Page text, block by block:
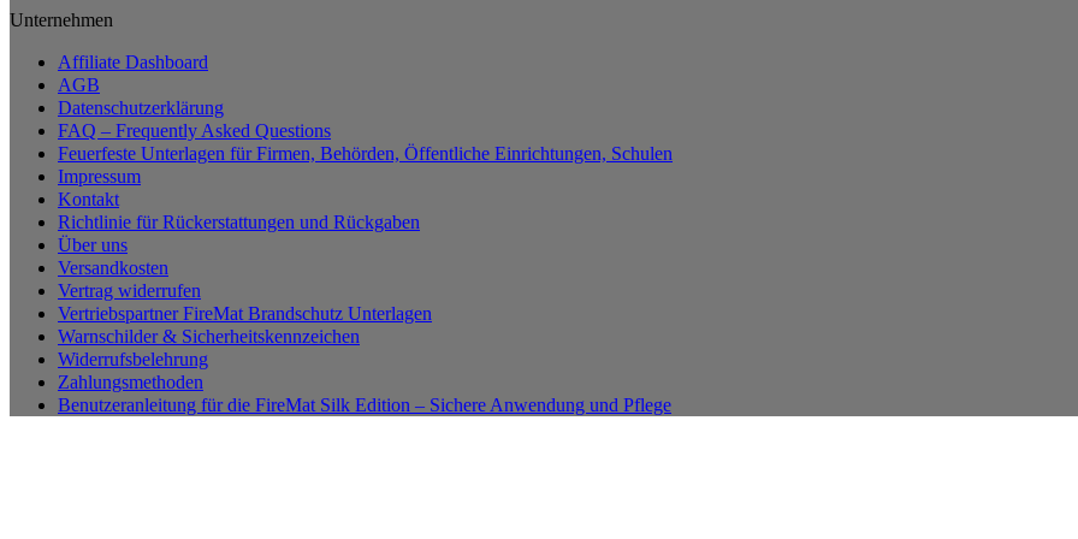
Unternehmen
Affiliate Dashboard
AGB
Datenschutzerklärung
FAQ – Frequently Asked Questions
Feuerfeste Unterlagen für Firmen, Behörden, Öffentliche Einrichtungen, Schulen
Impressum
Kontakt
Richtlinie für Rückerstattungen und Rückgaben
Über uns
Versandkosten
Vertrag widerrufen
Vertriebspartner FireMat Brandschutz Unterlagen
Warnschilder & Sicherheitskennzeichen
Widerrufsbelehrung
Zahlungsmethoden
Benutzeranleitung für die FireMat Silk Edition – Sichere Anwendung und Pflege